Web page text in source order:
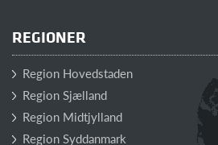
REGIONER
Region Hovedstaden
Region Sjælland
Region Midtjylland
Region Syddanmark